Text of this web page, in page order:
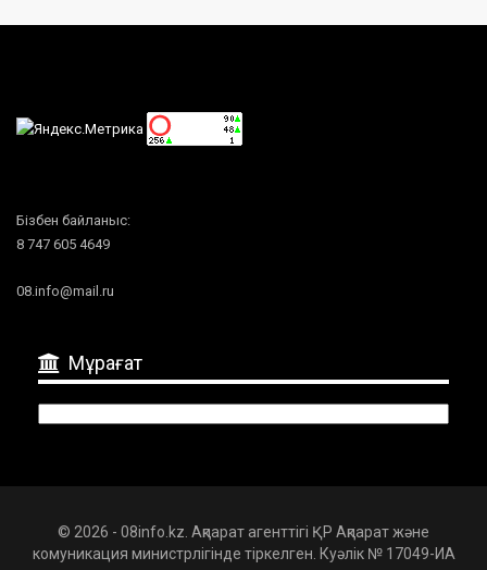
Бізбен байланыс:
8 747 605 4649
08.info@mail.ru
Мұрағат
© 2026 - 08info.kz. Ақпарат агенттігі ҚР Ақпарат және
комуникация министрлігінде тіркелген. Куәлік № 17049-ИА